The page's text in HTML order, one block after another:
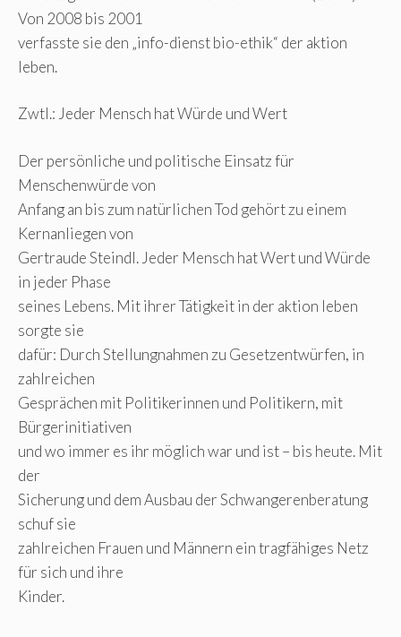
Von 2008 bis 2001
verfasste sie den „info-dienst bio-ethik“ der aktion
leben.
Zwtl.: Jeder Mensch hat Würde und Wert
Der persönliche und politische Einsatz für
Menschenwürde von
Anfang an bis zum natürlichen Tod gehört zu einem
Kernanliegen von
Gertraude Steindl. Jeder Mensch hat Wert und Würde
in jeder Phase
seines Lebens. Mit ihrer Tätigkeit in der aktion leben
sorgte sie
dafür: Durch Stellungnahmen zu Gesetzentwürfen, in
zahlreichen
Gesprächen mit Politikerinnen und Politikern, mit
Bürgerinitiativen
und wo immer es ihr möglich war und ist – bis heute. Mit
der
Sicherung und dem Ausbau der Schwangerenberatung
schuf sie
zahlreichen Frauen und Männern ein tragfähiges Netz
für sich und ihre
Kinder.